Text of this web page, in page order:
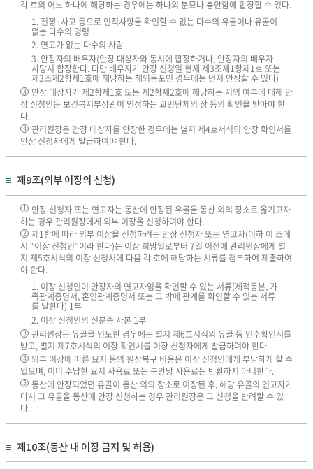
각 호의 어느 하나에 해당하는 경우에는 하나의 분묘나 봉안함에 합장할 수 있다.
1. 전쟁·사고 등으로 인적사항을 확인할 수 없는 다수의 유골이나 유골이
없는 다수의 영령
2. 연고가 없는 다수의 사람
3. 안장자의 배우자(안장 대상자와 동시에 합장하거나, 안장자의 배우자
사망시 합장한다. 다만 배우자가 안장 신청일 현재 제3조제1항제1호 또는
제3조제2항제1호에 해당하는 해외동포인 경우에는 먼저 안장할 수 있다)
3
안장 대상자가 제2항제1호 또는 제2항제2호에 해당하는 지의 여부에 대해 안
장 신청인은 보건복지부장관이 인정하는 교민단체의 장 등의 확인을 받아야 한
다.
4 관리원장은 안장 대상자를 안장한 경우에는 별지 제4호서식의 안장 확인서를
안장 신청자에게 발급하여야 한다.
제9조(외부 이장의 신청)
1
안장 신청자 또는 연고자는 동산에 안장된 유골을 동산 외의 장소로 옮기고자
하는 경우 관리원장에게 외부 이장을 신청하여야 한다.
2 제1항에 따라 외부 이장을 신청하려는 안장 신청자 또는 연고자(이하 이 조에
서 “이장 신청인”이라 한다)는 이장 희망일로부터 7일 이전에 관리원장에게 별
지 제5호서식의 이장 신청서에 다음 각 호에 해당하는 서류를 첨부하여 제출하여
야 한다.
1. 이장 신청인이 안장자의 연고자임을 확인할 수 있는 서류(제적등본, 가
족관계증명서, 혼인관계증명서 또는 그 밖에 관계를 확인할 수 있는 서류
를 말한다) 1부
2. 이장 신청인의 신분증 사본 1부
3 관리원장은 유골을 인도한 경우에는 별지 제6호서식의 유골 등 인수확인서를
받고, 별지 제7호서식의 이장 확인서를 이장 신청자에게 발급하여야 한다.
4
외부 이장에 따른 묘지 등의 원상복구 비용은 이장 신청인에게 부담하게 할 수
있으며, 이미 수납한 묘지 사용료 또는 봉안당 사용료는 반환하지 아니한다.
5 동산에 안장되었던 유골이 동산 외의 장소로 이장된 후, 해당 유골의 연고자가
다시 그 유골을 동산에 안장 신청하는 경우 관리원장은 그 신청을 반려할 수 있
다.
제10조(동산 내 이장 금지 및 허용)